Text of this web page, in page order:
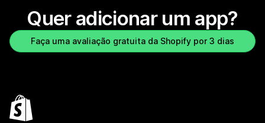
Quer adicionar um app?
Faça uma avaliação gratuita da Shopify por 3 dias